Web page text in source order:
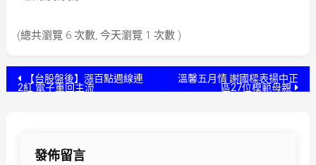
(總共瀏覽 6 次數, 今天瀏覽 1 次數 )
文 【台股盤後】漲百點週線連
2紅 電子重回主流
溫馨五月情 謝國樑表揚中正
區27位模範母親
發佈留言